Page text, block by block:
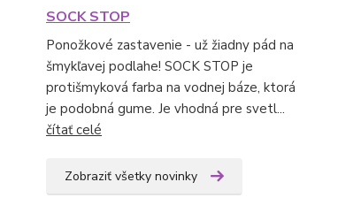
SOCK STOP
Ponožkové zastavenie - už žiadny pád na
šmykľavej podlahe! SOCK STOP je
protišmyková farba na vodnej báze, ktorá
je podobná gume. Je vhodná pre svetl...
čítať celé
Zobraziť všetky novinky